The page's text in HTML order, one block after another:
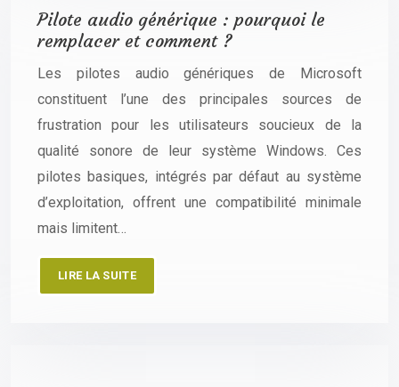
Pilote audio générique : pourquoi le
remplacer et comment ?
Les pilotes audio génériques de Microsoft
constituent l’une des principales sources de
frustration pour les utilisateurs soucieux de la
qualité sonore de leur système Windows. Ces
pilotes basiques, intégrés par défaut au système
d’exploitation, offrent une compatibilité minimale
mais limitent…
LIRE LA SUITE